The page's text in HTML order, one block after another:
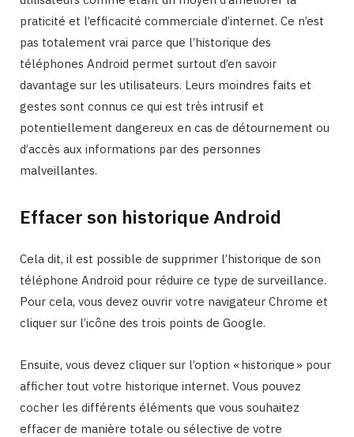
praticité et l’efficacité commerciale d’internet. Ce n’est
pas totalement vrai parce que l’historique des
téléphones Android permet surtout d’en savoir
davantage sur les utilisateurs. Leurs moindres faits et
gestes sont connus ce qui est très intrusif et
potentiellement dangereux en cas de détournement ou
d’accès aux informations par des personnes
malveillantes.
Effacer son historique Android
Cela dit, il est possible de supprimer l’historique de son
téléphone Android pour réduire ce type de surveillance.
Pour cela, vous devez ouvrir votre navigateur Chrome et
cliquer sur l’icône des trois points de Google.
Ensuite, vous devez cliquer sur l’option « historique » pour
afficher tout votre historique internet. Vous pouvez
cocher les différents éléments que vous souhaitez
effacer de manière totale ou sélective de votre